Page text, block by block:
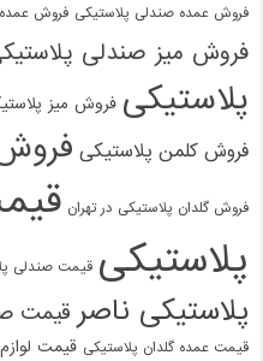
فروش عمده صندلی پلاستیکی فروش عمده
فروش میز صندلی
پلاستیکی فروش میز
فروش کلمن پلاستیکی
فروش گلدان پلاستیکی در تهران
پلاستیکی قیمت صندلی
پلاستیکی ناصر قیمت
قیمت عمده گلدان پلاستیکی قیمت